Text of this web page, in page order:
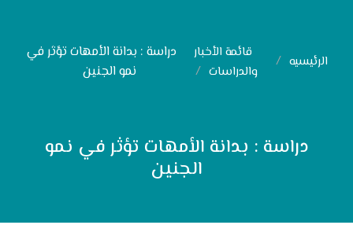
الرئيسيه
قائمة الأخبار
والدراسات
دراسة : بدانة الأمهات تؤثر في
نمو الجنين
دراسة : بدانة الأمهات تؤثر في نمو
الجنين